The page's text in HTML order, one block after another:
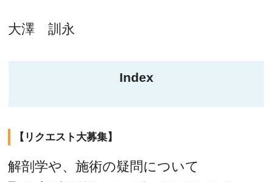
大澤 訓永
Index
【リクエスト大募集】
解剖学や、施術の疑問について